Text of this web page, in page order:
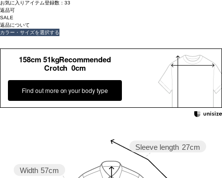
お気に入りアイテム登録数： 33
返品可
SALE
返品について
カラー・サイズを選択する
158cm 51kgRecommended
Crotch 0cm
Find out more on your body type
Sleeve length 27cm
Width 57cm